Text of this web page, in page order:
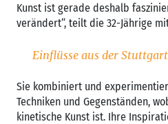
Kunst ist gerade deshalb
verändert“, teilt die 32-Jährige
Einflüsse aus der
Sie kombiniert und
Techniken und Gegenständen,
kinetische Kunst ist. Ihre